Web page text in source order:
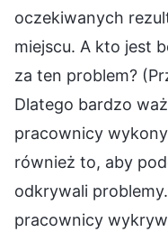
oczekiwanych
miejscu. A kto jest
za ten problem?
Dlatego bardzo
pracownicy
również to, aby
odkrywali
pracownicy